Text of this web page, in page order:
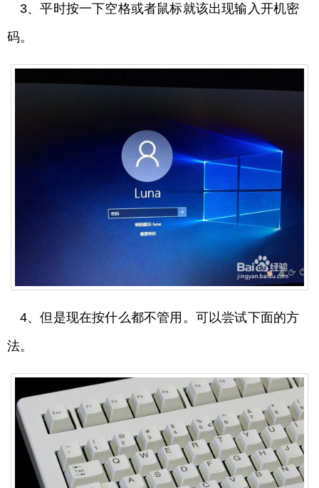
3、平时按一下空格或者鼠标就该出现输入开机密
码。
4、但是现在按什么都不管用。可以尝试下面的方
法。